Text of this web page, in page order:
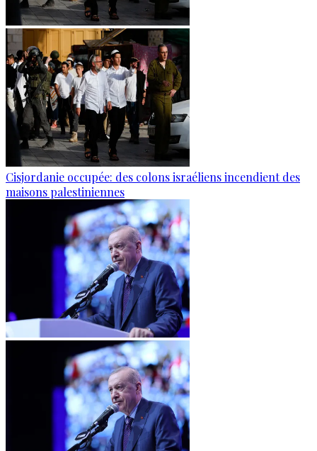
Cisjordanie occupée: des colons israéliens incendient des
maisons palestiniennes